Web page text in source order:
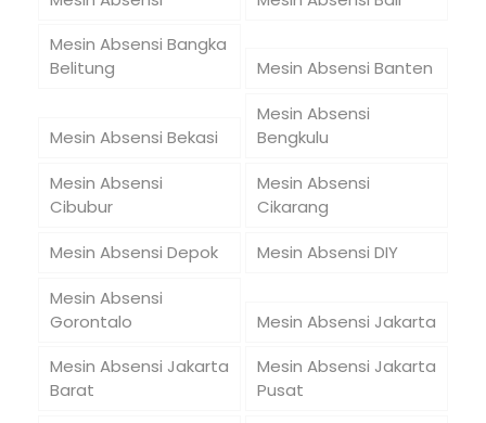
Mesin Absensi Bangka
Belitung
Mesin Absensi Banten
Mesin Absensi Bekasi
Mesin Absensi
Bengkulu
Mesin Absensi
Cibubur
Mesin Absensi
Cikarang
Mesin Absensi Depok
Mesin Absensi DIY
Mesin Absensi
Gorontalo
Mesin Absensi Jakarta
Mesin Absensi Jakarta
Barat
Mesin Absensi Jakarta
Pusat